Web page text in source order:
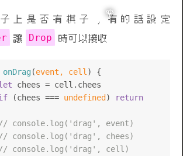
上是否有棋子 , 有的話設定
讓 Drop 時可以接收
onDrag(event, cell ) {
chees = cell. chees
(chees === undefined ) return
// console.log('drag', event)
// console.log('drag', chees)
// console.log('drag', cell)